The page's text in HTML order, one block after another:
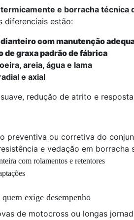
e borracha técnica
diferenciais estão:
com manutenção
graxa padrão de fábrica
areia, água e lama
e axial
redução de atrito e
preventiva ou corretiva do
e vedação em borracha
com rolamentos e retentores
exige desempenho
de motocross ou longas